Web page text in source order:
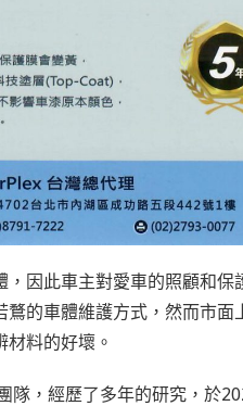
因此車主對愛車的照顧和
的車體維護方式，然而市
料的好壞。
隊，經歷了多年的研究，於